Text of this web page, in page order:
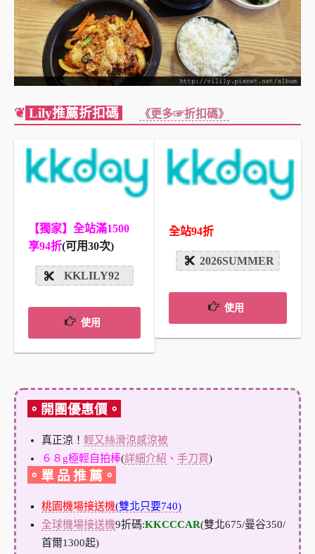
❦ Lily推薦折扣碼 《更多☞折扣碼》
【獨家】全站滿1500
享94折(可用30次)
KKLILY92
使用
全站94折
2026SUMMER
使用
。開團優惠價。
真正涼！ 輕又絲滑涼感涼被
６８g極輕自拍棒(詳細介紹 、 手刀買)
。單 品 推 薦。
桃園機場接送機(雙北只要740)
全球機場接送機9折碼:KKCCCAR(雙北675/曼谷350/
首爾1300起)